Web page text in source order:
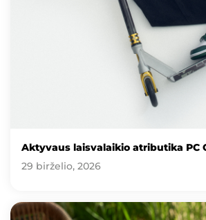
Aktyvaus laisvalaikio atributika PC
29 birželio, 2026